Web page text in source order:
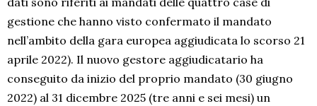
gestione che hanno visto confermato il mandato
nell’ambito della gara europea aggiudicata lo scorso 21
aprile 2022). Il nuovo gestore aggiudicatario ha
conseguito da inizio del proprio mandato (30 giugno
2022) al 31 dicembre 2025 (tre anni e sei mesi) un